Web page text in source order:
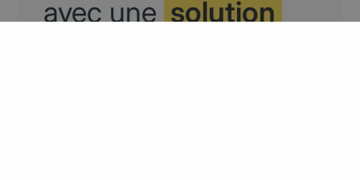
avec unesolution